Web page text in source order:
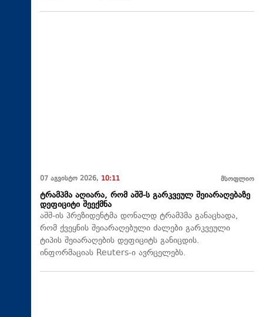
07 აგვისტო 2026, 10:11 მსოფლიო
ტრამპმა აღიარა, რომ აშშ-ს გარკვეულ შეიარაღებაზე
დეფიციტი შეექმნა
აშშ-ის პრეზიდენტმა დონალდ ტრამპმა განაცხადა,
რომ ქვეყნის შეიარაღებული ძალები გარკვეული
ტიპის შეიარაღების დეფიციტს განიცდის.
ინფორმაციას Reuters-ი ავრცელებს.